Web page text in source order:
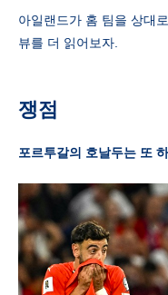
아일랜드가 홈 팀을 상대
뷰를 더 읽어보자.
쟁점
포르투갈의 호날두는 또